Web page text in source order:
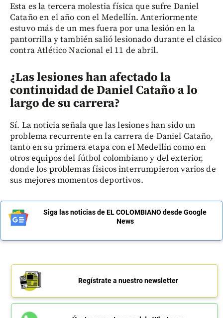
Esta es la tercera molestia física que sufre Daniel
Cataño en el año con el Medellín. Anteriormente
estuvo más de un mes fuera por una lesión en la
pantorrilla y también salió lesionado durante el clásico
contra Atlético Nacional el 11 de abril.
¿Las lesiones han afectado la
continuidad de Daniel Cataño a lo
largo de su carrera?
Sí. La noticia señala que las lesiones han sido un
problema recurrente en la carrera de Daniel Cataño,
tanto en su primera etapa con el Medellín como en
otros equipos del fútbol colombiano y del exterior,
donde los problemas físicos interrumpieron varios de
sus mejores momentos deportivos.
Siga las noticias de EL COLOMBIANO desde Google
News
Regístrate a nuestro newsletter